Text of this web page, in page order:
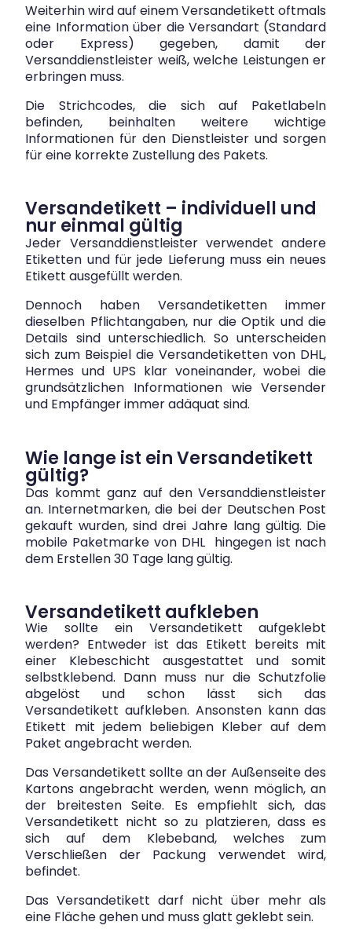
Weiterhin wird auf einem Versandetikett oftmals
eine Information über die Versandart (Standard
oder Express) gegeben, damit der
Versanddienstleister weiß, welche Leistungen er
erbringen muss.
Die Strichcodes, die sich auf Paketlabeln
befinden, beinhalten weitere wichtige
Informationen für den Dienstleister und sorgen
für eine korrekte Zustellung des Pakets.
Versandetikett – individuell und
nur einmal gültig
Jeder Versanddienstleister verwendet andere
Etiketten und für jede Lieferung muss ein neues
Etikett ausgefüllt werden.
Dennoch haben Versandetiketten immer
dieselben Pflichtangaben, nur die Optik und die
Details sind unterschiedlich. So unterscheiden
sich zum Beispiel die Versandetiketten von DHL,
Hermes und UPS klar voneinander, wobei die
grundsätzlichen Informationen wie Versender
und Empfänger immer adäquat sind.
Wie lange ist ein Versandetikett
gültig?
Das kommt ganz auf den Versanddienstleister
an. Internetmarken, die bei der Deutschen Post
gekauft wurden, sind drei Jahre lang gültig. Die
mobile Paketmarke von DHL hingegen ist nach
dem Erstellen 30 Tage lang gültig.
Versandetikett aufkleben
Wie sollte ein Versandetikett aufgeklebt
werden? Entweder ist das Etikett bereits mit
einer Klebeschicht ausgestattet und somit
selbstklebend. Dann muss nur die Schutzfolie
abgelöst und schon lässt sich das
Versandetikett aufkleben. Ansonsten kann das
Etikett mit jedem beliebigen Kleber auf dem
Paket angebracht werden.
Das Versandetikett sollte an der Außenseite des
Kartons angebracht werden, wenn möglich, an
der breitesten Seite. Es empfiehlt sich, das
Versandetikett nicht so zu platzieren, dass es
sich auf dem Klebeband, welches zum
Verschließen der Packung verwendet wird,
befindet.
Das Versandetikett darf nicht über mehr als
eine Fläche gehen und muss glatt geklebt sein.